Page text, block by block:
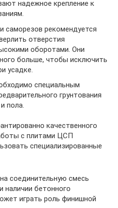
надежное крепление к
саморезов рекомендуется
отверстия
оборотами. Они
больше, чтобы исключить
усадке.
специальным
грунтования
пола.
качественного
с плитами ЦСП
специализированные
соединительную смесь
наличии бетонного
играть роль финишной